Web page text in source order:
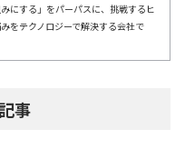
にする」をパーパスに、挑戦するヒ
をテクノロジーで解決する会社で
事